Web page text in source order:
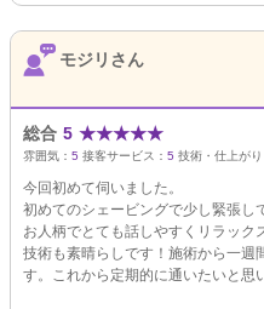
モジリさん
総合 5 ★★★★★
雰囲気： 5 接客サービス： 5 技術・仕上がり
今回初めて伺いました。
初めてのシェービングで少し緊張し
お人柄でとても話しやすくリラック
技術も素晴らしです！施術から一週
す。これから定期的に通いたいと思